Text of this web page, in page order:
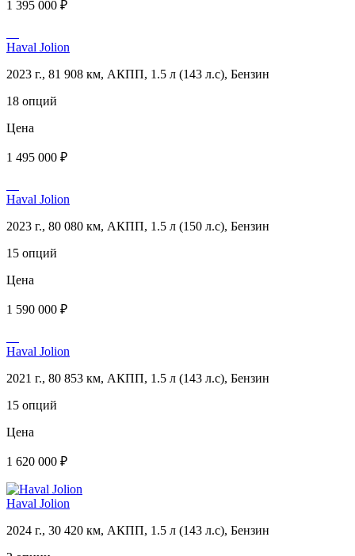
1 395 000 ₽
Haval Jolion
2023 г., 81 908 км, АКПП, 1.5 л (143 л.с), Бензин
18 опций
Цена
1 495 000 ₽
Haval Jolion
2023 г., 80 080 км, АКПП, 1.5 л (150 л.с), Бензин
15 опций
Цена
1 590 000 ₽
Haval Jolion
2021 г., 80 853 км, АКПП, 1.5 л (143 л.с), Бензин
15 опций
Цена
1 620 000 ₽
Haval Jolion
2024 г., 30 420 км, АКПП, 1.5 л (143 л.с), Бензин